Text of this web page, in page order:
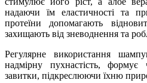
надаючи їм еластичності та
протеїни допомагають
захищають від зневоднення та
Регулярне використання
надмірну пухнастість, формує
завитки, підкреслюючи їхню